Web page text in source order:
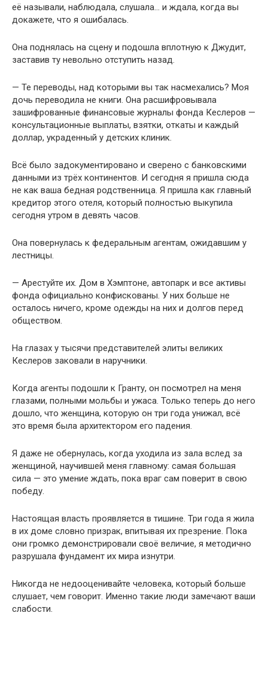
её называли, наблюдала, слушала… и ждала, когда вы
докажете, что я ошибалась.
Она поднялась на сцену и подошла вплотную к Джудит,
заставив ту невольно отступить назад.
— Те переводы, над которыми вы так насмехались? Моя
дочь переводила не книги. Она расшифровывала
зашифрованные финансовые журналы фонда Кеслеров —
консультационные выплаты, взятки, откаты и каждый
доллар, украденный у детских клиник.
Всё было задокументировано и сверено с банковскими
данными из трёх континентов. И сегодня я пришла сюда
не как ваша бедная родственница. Я пришла как главный
кредитор этого отеля, который полностью выкупила
сегодня утром в девять часов.
Она повернулась к федеральным агентам, ожидавшим у
лестницы.
— Арестуйте их. Дом в Хэмптоне, автопарк и все активы
фонда официально конфискованы. У них больше не
осталось ничего, кроме одежды на них и долгов перед
обществом.
На глазах у тысячи представителей элиты великих
Кеслеров заковали в наручники.
Когда агенты подошли к Гранту, он посмотрел на меня
глазами, полными мольбы и ужаса. Только теперь до него
дошло, что женщина, которую он три года унижал, всё
это время была архитектором его падения.
Я даже не обернулась, когда уходила из зала вслед за
женщиной, научившей меня главному: самая большая
сила — это умение ждать, пока враг сам поверит в свою
победу.
Настоящая власть проявляется в тишине. Три года я жила
в их доме словно призрак, впитывая их презрение. Пока
они громко демонстрировали своё величие, я методично
разрушала фундамент их мира изнутри.
Никогда не недооценивайте человека, который больше
слушает, чем говорит. Именно такие люди замечают ваши
слабости.